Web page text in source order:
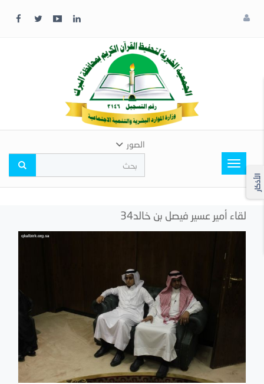
Toggle
navigation
الصور
الأذكار
لقاء أمير عسير فيصل بن خالد34